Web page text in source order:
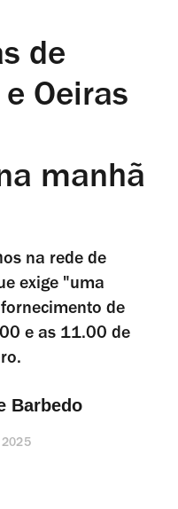
de
Oeiras
manhã
na rede de
exige "uma
de
e as 11.00 de
Barbedo
2025